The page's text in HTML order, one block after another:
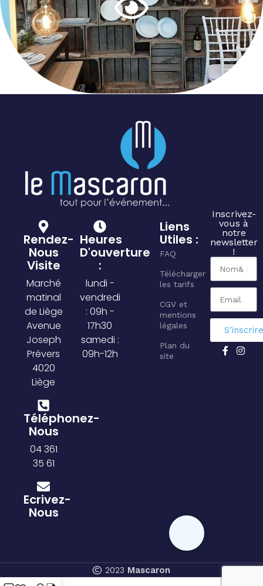
Rendez-
Nous
Visite
Marché
matinal
de Liège
Avenue
Joseph
Prévers
4020
Liège
Téléphonez-
Nous
04 361
35 61
Ecrivez-
Nous
Heures
D'ouverture
:
lundi -
vendredi
: 09h -
17h30
samedi :
09h-12h
Liens
Utiles :
FAQ
Télécharger
les tarifs
CGV et
mentions
légales
Plan du
site
Inscrivez-
vous à
notre
newsletter
!
2023 Mascaron